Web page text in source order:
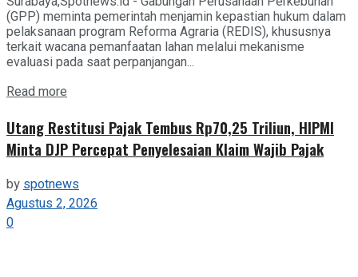
(GPP) meminta pemerintah menjamin kepastian hukum dalam
pelaksanaan program Reforma Agraria (REDIS), khususnya
terkait wacana pemanfaatan lahan melalui mekanisme
evaluasi pada saat perpanjangan...
Read more
Utang Restitusi Pajak Tembus Rp70,25 Triliun, HIPMI
Minta DJP Percepat Penyelesaian Klaim Wajib Pajak
by spotnews
Agustus 2, 2026
0